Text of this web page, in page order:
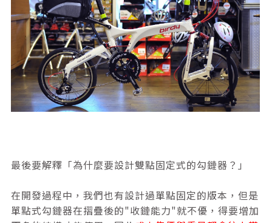
最後要解釋 「為什麼要設計雙點固定式的勾鏈器？」
在開發過程中，我們也有設計過單點固定的版本，但是
單點式勾鏈器在摺疊後的"收鏈能力"就不優，得要增加